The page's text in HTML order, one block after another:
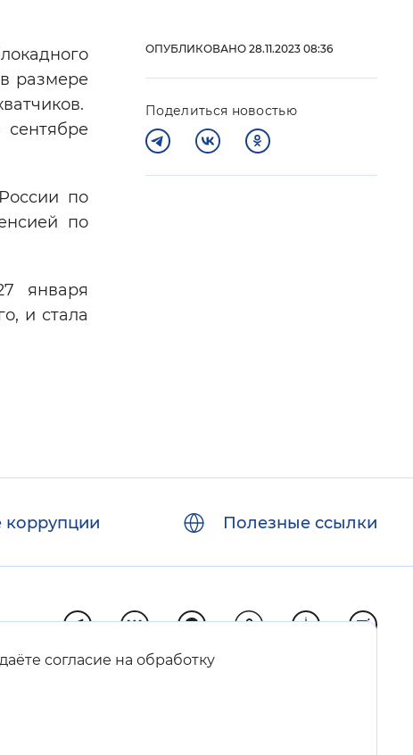
размере
по
по
января
и стала
ОПУБЛИКОВАНО 28.11.2023 08:36
Поделиться новостью
согласие на обработку
коррупции Полезные ссылки